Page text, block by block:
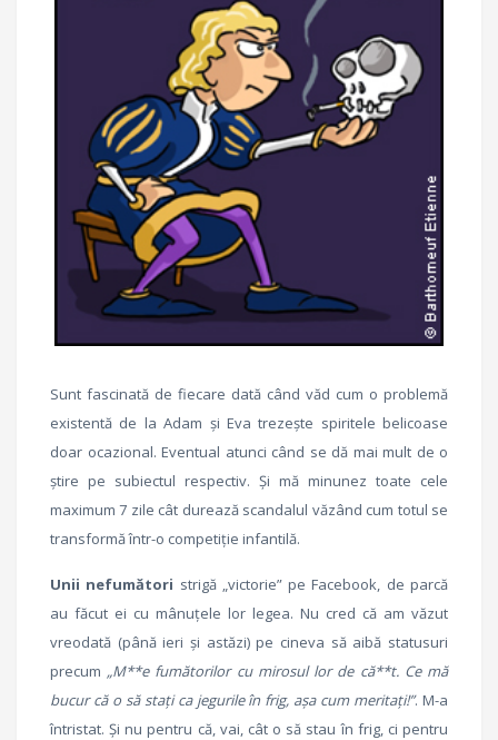
Sunt fascinată de fiecare dată când văd cum o problemă
existentă de la Adam și Eva trezește spiritele belicoase
doar ocazional. Eventual atunci când se dă mai mult de o
știre pe subiectul respectiv. Și mă minunez toate cele
maximum 7 zile cât durează scandalul văzând cum totul se
transformă într-o competiție infantilă.
Unii nefumători strigă „victorie” pe Facebook, de parcă
au făcut ei cu mânuțele lor legea. Nu cred că am văzut
vreodată (până ieri și astăzi) pe cineva să aibă statusuri
precum „M**e fumătorilor cu mirosul lor de că**t. Ce mă
bucur că o să stați ca jegurile în frig, așa cum meritați!”. M-a
întristat. Și nu pentru că, vai, cât o să stau în frig, ci pentru